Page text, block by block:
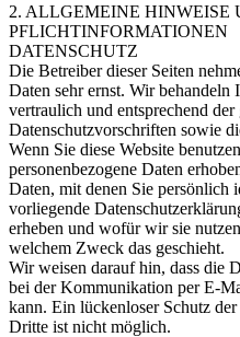
2. ALLGEMEINE HINWEISE
PFLICHTINFORMATIONEN
DATENSCHUTZ
Die Betreiber dieser Seiten
Daten sehr ernst. Wir behandeln
vertraulich und entsprechend der
Datenschutzvorschriften sowie
Wenn Sie diese Website
personenbezogene Daten
Daten, mit denen Sie
vorliegende
erheben und wofür wir sie
welchem Zweck das geschieht.
Wir weisen darauf hin, dass die
bei der Kommunikation per E-
kann. Ein lückenloser Schutz
Dritte ist nicht möglich.